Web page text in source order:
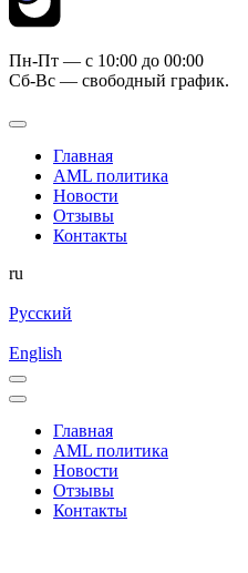
Пн-Пт — c 10:00 до 00:00
Сб-Вс — свободный график.
Главная
AML политика
Новости
Отзывы
Контакты
ru
Русский
English
Главная
AML политика
Новости
Отзывы
Контакты